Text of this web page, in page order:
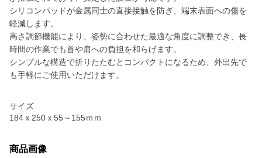
シリコンパッドが金属同士の直接接触を防ぎ、端末表面への傷を
軽減します。
高さ調節機能により、姿勢に合わせた最適な角度に調整でき、長
時間の作業でも首や肩への負担を和らげます。
シンプルな構造で折りたたむとコンパクトになるため、外出先で
も手軽にご使用いただけます。
サイズ
184ｘ250ｘ55～155ｍｍ
商品画像